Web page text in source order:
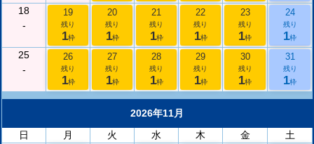
18
-
19
残り
1枠
20
残り
1枠
21
残り
1枠
22
残り
1枠
23
残り
1枠
24
残り
1枠
25
-
26
残り
1枠
27
残り
1枠
28
残り
1枠
29
残り
1枠
30
残り
1枠
31
残り
1枠
2026年11月
日
月 火 水 木 金
土